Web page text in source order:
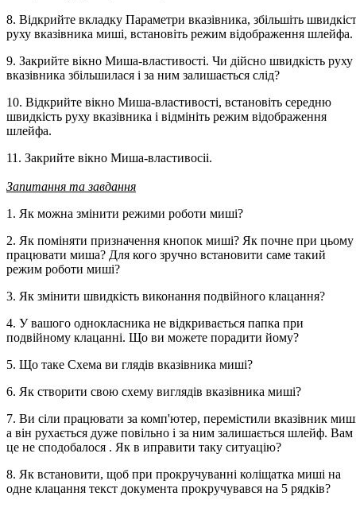
8. Відкрийте вкладку Параметри вказівника, збільшіть
руху вказівника миші, встановіть режим відображення шлейфа.
9. Закрийте вікно Миша-властивості. Чи дійсно швидкість руху
вказівника збільшилася і за ним залишається слід?
10. Відкрийте вікно Миша-властивості, встановіть середню
швидкість руху вказівника і відмініть режим відображення
шлейфа.
11. Закрийте вікно Миша-властивосіі.
Запитання та завдання
1. Як можна змінити режими роботи миші?
2. Як поміняти призначення кнопок миші? Як почне при цьому
працювати миша? Для кого зручно встановити саме такий
режим роботи миші?
3. Як змінити швидкість виконання подвійного клацання?
4. У вашого однокласника не відкривається папка при
подвійному клацанні. Що ви можете порадити йому?
5. Що таке Схема ви глядів вказівника миші?
6. Як створити свою схему виглядів вказівника миші?
7. Ви сіли працювати за комп'ютер, перемістили вказівник
а він рухається дуже повільно і за ним залишається шлейф. Вам
це не сподобалося . Як в иправити таку ситуацію?
8. Як встановити, щоб при прокручуванні коліщатка миші на
одне клацання текст документа прокручувався на 5 рядків?